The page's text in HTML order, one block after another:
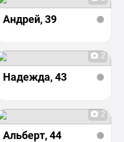
Андрей, 39
2
Надежда, 43
2
Альберт, 44